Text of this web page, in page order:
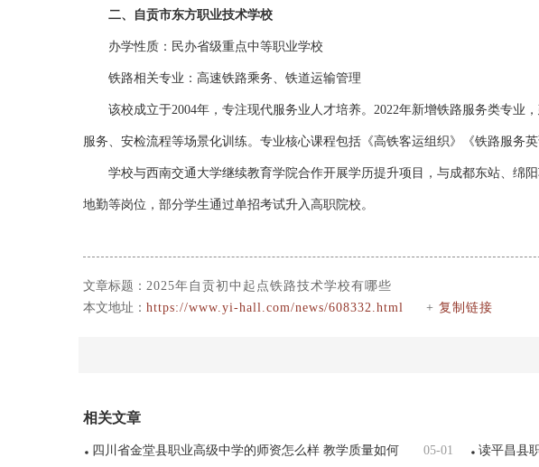
二、自贡市东方职业技术学校
办学性质：民办省级重点中等职业学校
铁路相关专业：高速铁路乘务、铁道运输管理
该校成立于2004年，专注现代服务业人才培养。2022年新增铁路服务类专业
服务、安检流程等场景化训练。专业核心课程包括《高铁客运组织》《铁路服务
学校与西南交通大学继续教育学院合作开展学历提升项目，与成都东站、绵
地勤等岗位，部分学生通过单招考试升入高职院校。
文章标题： 2025年自贡初中起点铁路技术学校有哪些
本文地址： https://www.yi-hall.com/news/608332.html + 复制链接
相关文章
四川省金堂县职业高级中学的师资怎么样 教学质量如何 05-01 读平昌县